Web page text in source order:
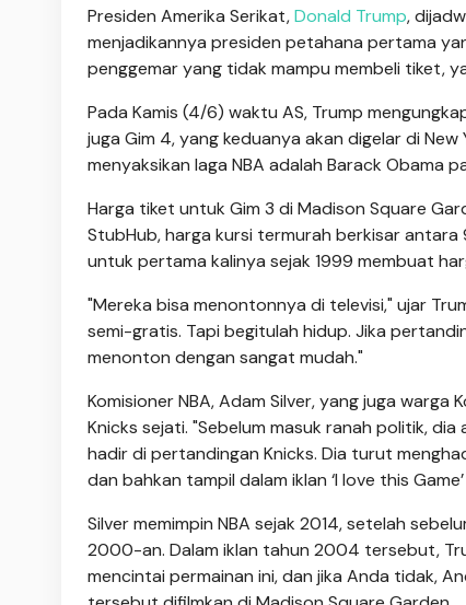
Presiden Amerika Serikat,Donald Trump,
menjadikannya presiden petahana pertama
penggemar yang tidak mampu membeli tiket,
Pada Kamis (4/6) waktu AS, Trump
juga Gim 4, yang keduanya akan digelar di
menyaksikan laga NBA adalah Barack Obama
Harga tiket untuk Gim 3 di Madison Square
StubHub, harga kursi termurah berkisar antara
untuk pertama kalinya sejak 1999 membuat
"Mereka bisa menontonnya di televisi," ujar
semi-gratis. Tapi begitulah hidup. Jika
menonton dengan sangat mudah."
Komisioner NBA, Adam Silver, yang juga
Knicks sejati. "Sebelum masuk ranah politik,
hadir di pertandingan Knicks. Dia turut
dan bahkan tampil dalam iklan ‘I love this
Silver memimpin NBA sejak 2014, setelah
2000-an. Dalam iklan tahun 2004 tersebut,
mencintai permainan ini, dan jika Anda tidak,